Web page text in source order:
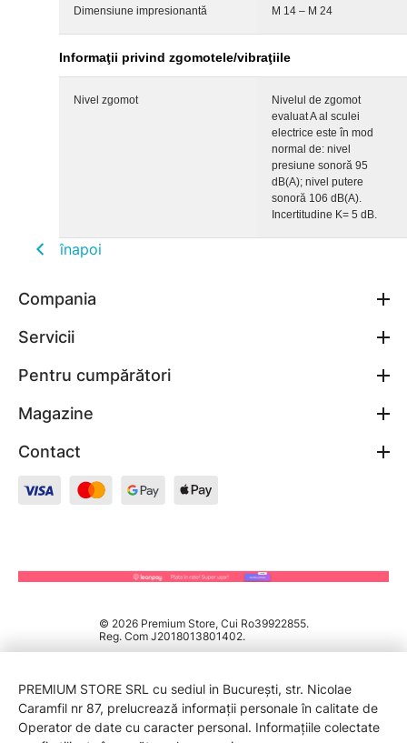
Dimensiune impresionantă M 14 – M 24
Informaţii privind zgomotele/vibraţiile
Nivel zgomot
Nivelul de zgomot
evaluat A al sculei
electrice este în mod
normal de: nivel
presiune sonoră 95
dB(A); nivel putere
sonoră 106 dB(A).
Incertitudine K= 5 dB.
înapoi
Compania
Servicii
Pentru cumpărători
Magazine
Contact
© 2026 Premium Store, Cui Ro39922855.
Reg. Com J2018013801402.
PREMIUM STORE SRL cu sediul in București, str. Nicolae
Caramfil nr 87, prelucrează informații personale în calitate de
Operator de date cu caracter personal. Informațiile colectate